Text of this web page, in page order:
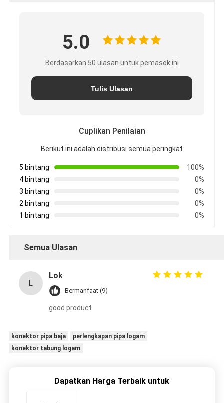
5.0
Berdasarkan 50 ulasan untuk pemasok ini
Tulis Ulasan
Cuplikan Penilaian
Berikut ini adalah distribusi semua peringkat
5 bintang
100%
4 bintang
0%
3 bintang
0%
2 bintang
0%
1 bintang
0%
Semua Ulasan
L
Lok
Bermanfaat (9)
good product
konektor pipa baja
perlengkapan pipa logam
konektor tabung logam
Dapatkan Harga Terbaik untuk